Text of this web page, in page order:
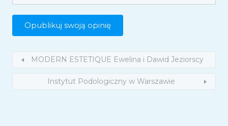
MODERN ESTETIQUE Ewelina i Dawid Jeziorscy
Instytut Podologiczny w Warszawie